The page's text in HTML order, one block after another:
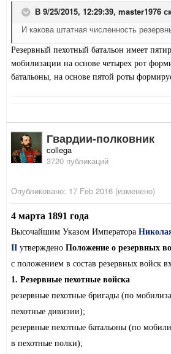
В 9/25/2015, 12:29:39, master1976
И какова штатная численность
Резервный пехотный батальон имеет
мобилизации на основе четырех рот
батальоны, на основе пятой роты
Гвардии-полковник
collega
3720 публикаций
Опубликовано: 17 Feb 2016 (изменено)
4 марта 1891 года
Высочайшим Указом Императора
II утверждено Положение о резервных
с положением в состав резервных войск
1. Резервные пехотные войска
резервные пехотные бригады (по
пехотные дивизии);
резервные пехотные батальоны (по
в пехотные полки);